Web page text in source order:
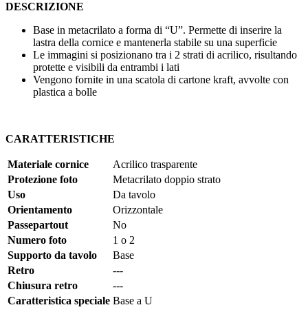
DESCRIZIONE
Base in metacrilato a forma di “U”. Permette di inserire la
lastra della cornice e mantenerla stabile su una superficie
Le immagini si posizionano tra i 2 strati di acrilico, risultando
protette e visibili da entrambi i lati
Vengono fornite in una scatola di cartone kraft, avvolte con
plastica a bolle
CARATTERISTICHE
Materiale cornice
Acrilico trasparente
Protezione foto
Metacrilato doppio strato
Uso
Da tavolo
Orientamento
Orizzontale
Passepartout
No
Numero foto
1 o 2
Supporto da tavolo
Base
Retro
---
Chiusura retro
---
Caratteristica speciale Base a U